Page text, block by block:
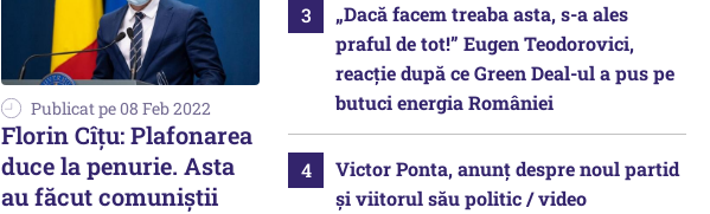
Publicat pe 08 Feb 2022
Florin Cîțu: Plafonarea
duce la penurie. Asta
au făcut comuniștii
„Dacă facem treaba asta, s-a ales
praful de tot!” Eugen Teodorovici,
reacție după ce Green Deal-ul a pus pe
butuci energia României
Victor Ponta, anunț despre noul partid
și viitorul său politic / video